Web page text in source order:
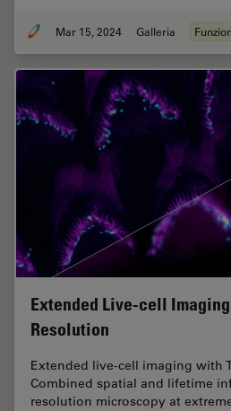
Mar 15, 2024 Galleria
Extended Live-cell
Resolution
Extended live-cell imaging with
Combined spatial and lifetime
resolution microscopy at